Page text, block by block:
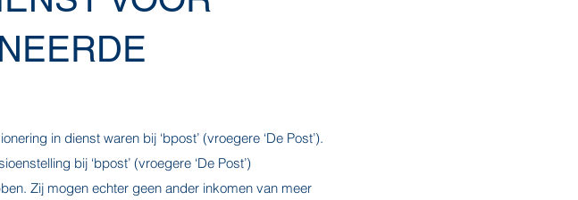
in dienst waren bij ‘bpost’ (vroegere ‘De Post’).
bij ‘bpost’ (vroegere ‘De Post’)
Zij mogen echter geen ander inkomen van meer